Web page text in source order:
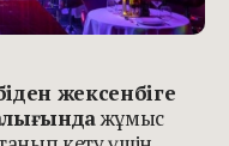
жексенбіге
жұмыс